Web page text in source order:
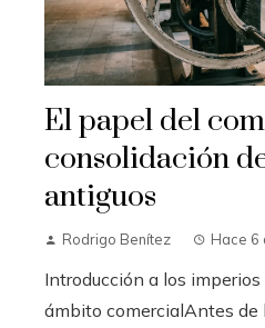
El papel del
consolidación
antiguos
Rodrigo Benítez Hace 6
Introducción a los
ámbito comercialAntes de